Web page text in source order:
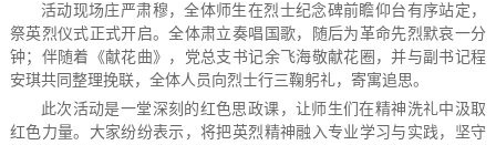
活动现场庄严肃穆，全体师生在烈士纪念碑前瞻仰台有序站定，
祭英烈仪式正式开启。全体肃立奏唱国歌，随后为革命先烈默哀一分
钟；伴随着《献花曲》，党总支书记余飞海敬献花圈，并与副书记程
安琪共同整理挽联，全体人员向烈士行三鞠躬礼，寄寓追思。
此次活动是一堂深刻的红色思政课，让师生们在精神洗礼中汲取
红色力量。大家纷纷表示，将把英烈精神融入专业学习与实践，坚守